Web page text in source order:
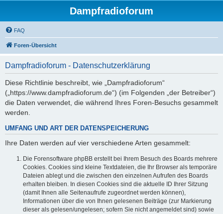
Dampfradioforum
FAQ
Foren-Übersicht
Dampfradioforum - Datenschutzerklärung
Diese Richtlinie beschreibt, wie „Dampfradioforum“
(„https://www.dampfradioforum.de“) (im Folgenden „der Betreiber“)
die Daten verwendet, die während Ihres Foren-Besuchs gesammelt
werden.
UMFANG UND ART DER DATENSPEICHERUNG
Ihre Daten werden auf vier verschiedene Arten gesammelt:
Die Forensoftware phpBB erstellt bei Ihrem Besuch des Boards mehrere
Cookies. Cookies sind kleine Textdateien, die Ihr Browser als temporäre
Dateien ablegt und die zwischen den einzelnen Aufrufen des Boards
erhalten bleiben. In diesen Cookies sind die aktuelle ID Ihrer Sitzung
(damit Ihnen alle Seitenaufrufe zugeordnet werden können),
Informationen über die von Ihnen gelesenen Beiträge (zur Markierung
dieser als gelesen/ungelesen; sofern Sie nicht angemeldet sind) sowie